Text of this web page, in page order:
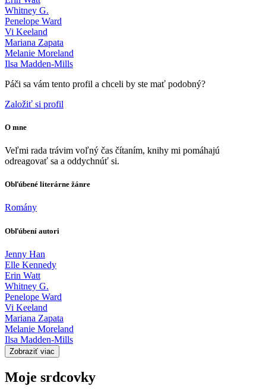
Whitney G.
Penelope Ward
Vi Keeland
Mariana Zapata
Melanie Moreland
Ilsa Madden-Mills
Páči sa vám tento profil a chceli by ste mať podobný?
Založiť si profil
O mne
Veľmi rada trávim voľný čas čítaním, knihy mi pomáhajú
odreagovať sa a oddychnúť si.
Obľúbené literárne žánre
Romány
Obľúbení autori
Jenny Han
Elle Kennedy
Erin Watt
Whitney G.
Penelope Ward
Vi Keeland
Mariana Zapata
Melanie Moreland
Ilsa Madden-Mills
Zobraziť viac
Moje srdcovky